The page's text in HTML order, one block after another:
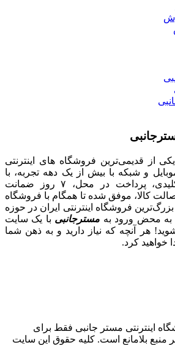
از قدیمی‌ترین فروشگاه های اینترنتی
و شبکه با بیش از یک دهه تجربه، با
پایبندی به سه اصل کلیدی، پرداخت در محل، ۷ روز ضمانت
کالا، موفق شده تا همگام با فروشگاه‌
بزرگ‌ترین فروشگاه اینترنتی ایران در حوزه
به محض ورود به مسترجانبی با یک سایت
هر آنچه که نیاز دارید و به ذهن شما
خواهید کرد.
اینترنتی مستر جانبی فقط برای
منبع بلامانع است. کلیه حقوق این سایت